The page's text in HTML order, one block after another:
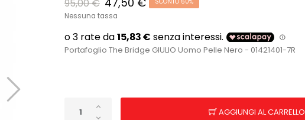
95,00 €
Nessuna tassa
Portafoglio The Bridge GIULIO Uomo Pelle Nero - 01421401-7R
AGGIUNGI AL CARRELLO